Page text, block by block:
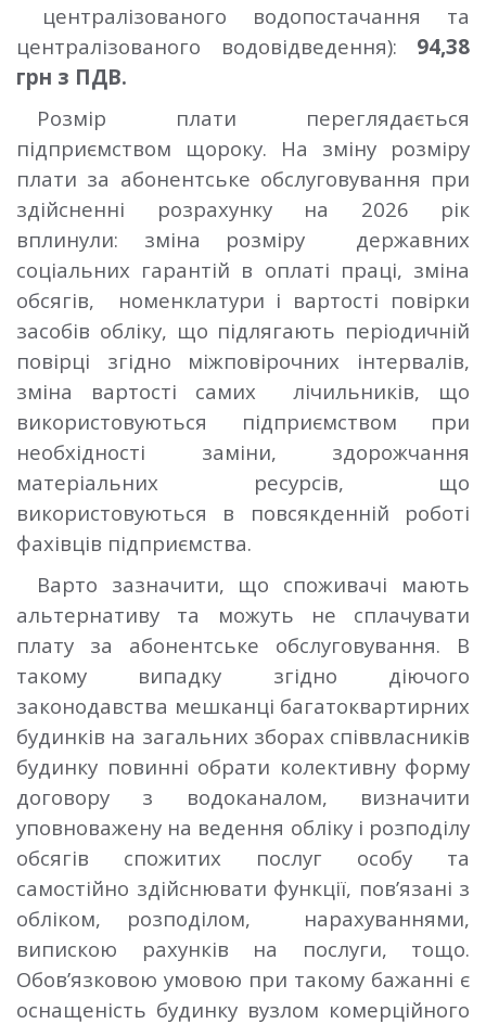
централізованого водопостачання та
централізованого водовідведення): 94,38
грн з ПДВ.
Розмір плати переглядається
підприємством щороку. На зміну розміру
плати за абонентське обслуговування при
здійсненні розрахунку на 2026 рік
вплинули: зміна розміру державних
соціальних гарантій в оплаті праці, зміна
обсягів, номенклатури і вартості повірки
засобів обліку, що підлягають періодичній
повірці згідно міжповірочних інтервалів,
зміна вартості самих лічильників, що
використовуються підприємством при
необхідності заміни, здорожчання
матеріальних ресурсів, що
використовуються в повсякденній роботі
фахівців підприємства.
Варто зазначити, що споживачі мають
альтернативу та можуть не сплачувати
плату за абонентське обслуговування. В
такому випадку згідно діючого
законодавства мешканці багатоквартирних
будинків на загальних зборах співвласників
будинку повинні обрати колективну форму
договору з водоканалом, визначити
уповноважену на ведення обліку і розподілу
обсягів спожитих послуг особу та
самостійно здійснювати функції, пов’язані з
обліком, розподілом, нарахуваннями,
випискою рахунків на послуги, тощо.
Обов’язковою умовою при такому бажанні є
оснащеність будинку вузлом комерційного